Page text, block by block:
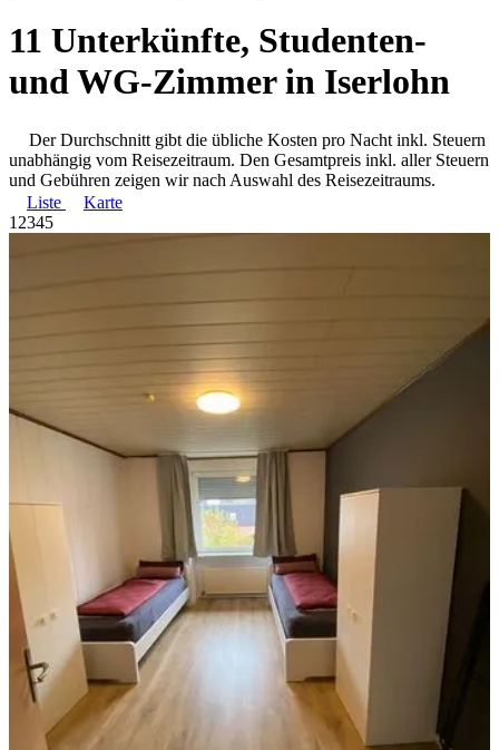
11 Unterkünfte, Studenten-
und WG-Zimmer in Iserlohn
Der Durchschnitt gibt die übliche Kosten pro Nacht inkl. Steuern
unabhängig vom Reisezeitraum. Den Gesamtpreis inkl. aller Steuern
und Gebühren zeigen wir nach Auswahl des Reisezeitraums.
Liste
Karte
1 2345